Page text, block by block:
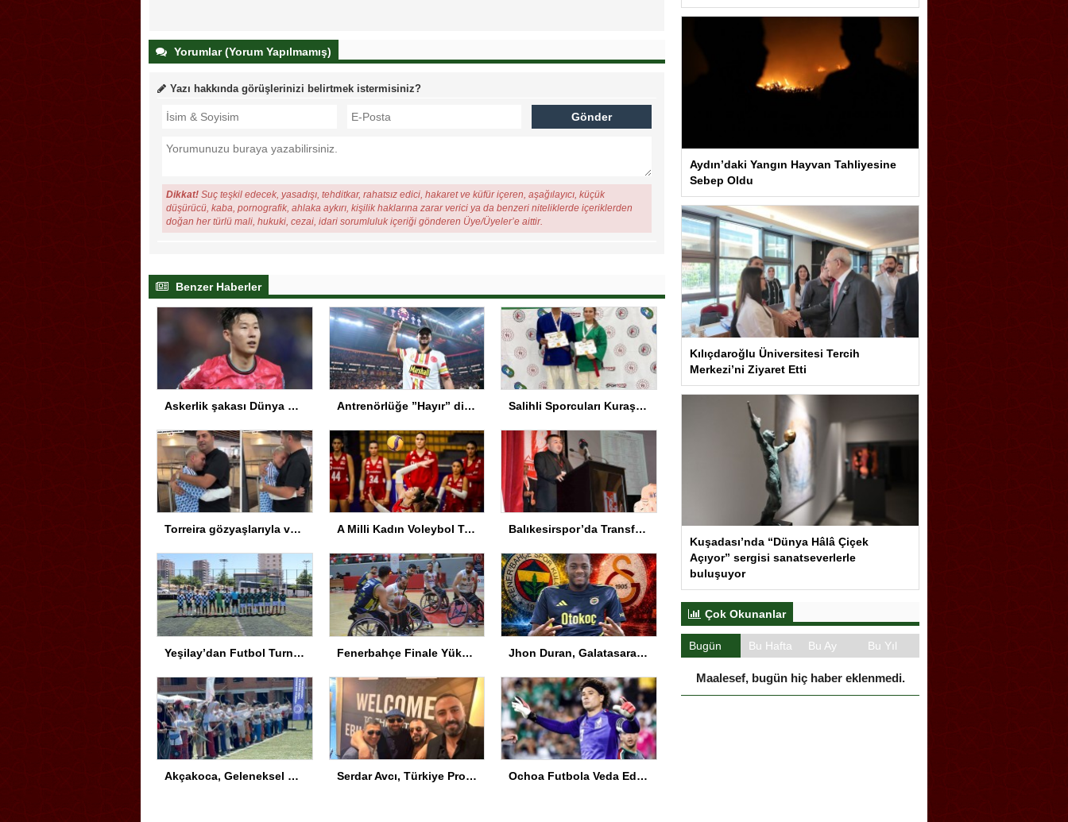
Yorumlar (Yorum Yapılmamış)
Yazı hakkında görüşlerinizi belirtmek istermisiniz?
Dikkat! Suç teşkil edecek, yasadışı, tehditkar, rahatsız edici, hakaret ve küfür içeren, aşağılayıcı, küçük
düşürücü, kaba, pornografik, ahlaka aykırı, kişilik haklarına zarar verici ya da benzeri niteliklerde içeriklerden
doğan her türlü mali, hukuki, cezai, idari sorumluluk içeriği gönderen Üye/Üyeler’e aittir.
Benzer Haberler
Askerlik şakası Dünya Kupası’nı karıştırdı! Güney Kore’den sert karar Antrenörlüğe ”Hayır” diyen Mertens, Galatasaray’dan bakın ne istedi Salihli Sporcuları Kuraş’ta Gururlandırdı
Torreira gözyaşlarıyla veda etti: Seni çok özleyeceğim A Milli Kadın Voleybol Takımı VNL’de Ankara’da Balıkesirspor’da Transferde Yeni Yaklaşım
Yeşilay’dan Futbol Turnuvası Fenerbahçe Finale Yükseldi Jhon Duran, Galatasaray ile anlaştı! İşte sözleşmesindeki özel madde
Akçakoca, Geleneksel Türk Okçuluğu Şampiyonası’na ev sahipliği yapıyor Serdar Avcı, Türkiye Profesyonel Boks Komisyonu Başkanı Seçildi Ochoa Futbola Veda Ediyor
Aydın’daki Yangın Hayvan Tahliyesine
Sebep Oldu
Kılıçdaroğlu Üniversitesi Tercih
Merkezi’ni Ziyaret Etti
Kuşadası’nda “Dünya Hâlâ Çiçek
Açıyor” sergisi sanatseverlerle
buluşuyor
Çok Okunanlar
Bugün Bu Hafta Bu Ay Bu Yıl
Maalesef, bugün hiç haber eklenmedi.